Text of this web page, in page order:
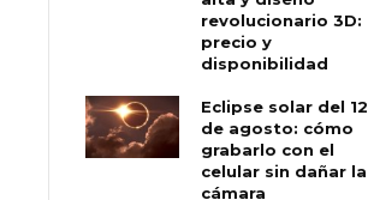
revolucionario 3D:
precio y
disponibilidad
Eclipse solar del 12
de agosto: cómo
grabarlo con el
celular sin dañar la
cámara